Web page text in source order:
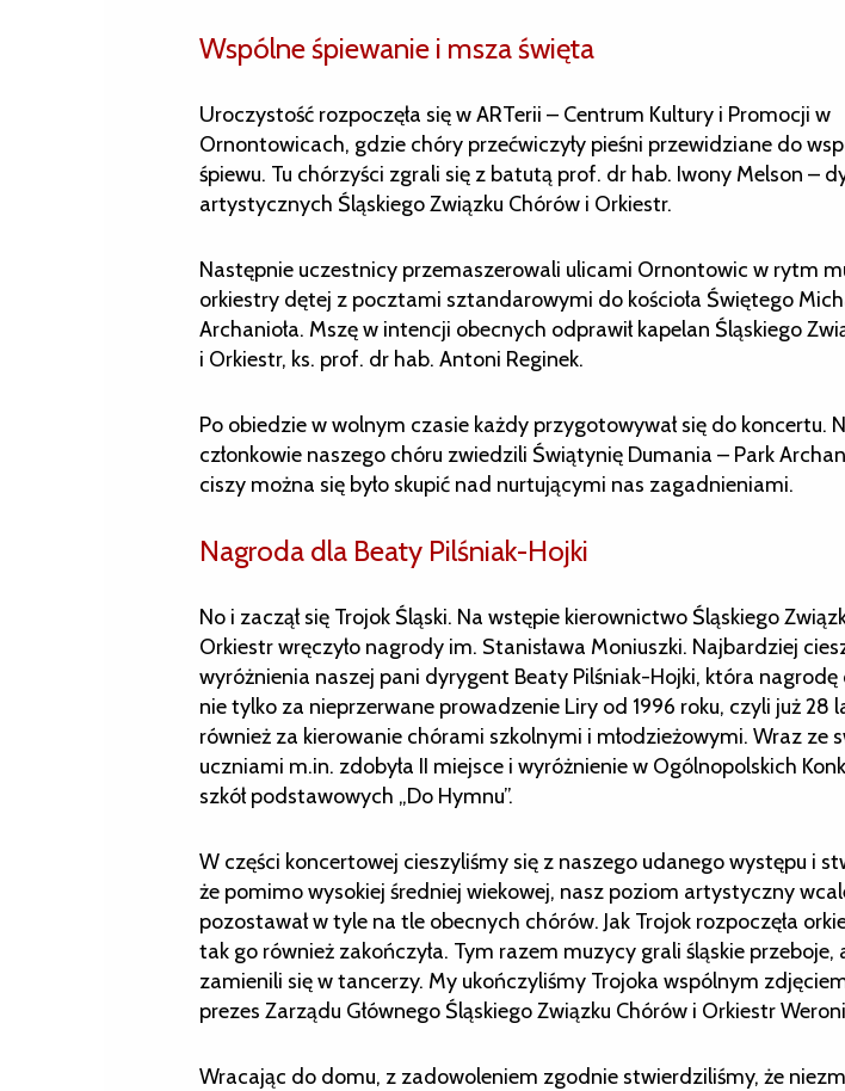
Wspólne śpiewanie i msza święta
Uroczystość rozpoczęła się w ARTerii – Centrum Kultury i Promocji w
Ornontowicach, gdzie chóry przećwiczyły pieśni przewidziane do
śpiewu. Tu chórzyści zgrali się z batutą prof. dr hab. Iwony Melson –
artystycznych Śląskiego Związku Chórów i Orkiestr.
Następnie uczestnicy przemaszerowali ulicami Ornontowic w rytm
orkiestry dętej z pocztami sztandarowymi do kościoła Świętego
Archanioła. Mszę w intencji obecnych odprawił kapelan Śląskiego
i Orkiestr, ks. prof. dr hab. Antoni Reginek.
Po obiedzie w wolnym czasie każdy przygotowywał się do koncertu.
członkowie naszego chóru zwiedzili Świątynię Dumania – Park
ciszy można się było skupić nad nurtującymi nas zagadnieniami.
Nagroda dla Beaty Pilśniak-Hojki
No i zaczął się Trojok Śląski. Na wstępie kierownictwo Śląskiego
Orkiestr wręczyło nagrody im. Stanisława Moniuszki. Najbardziej
wyróżnienia naszej pani dyrygent Beaty Pilśniak-Hojki, która nagrodę
nie tylko za nieprzerwane prowadzenie Liry od 1996 roku, czyli już 28
również za kierowanie chórami szkolnymi i młodzieżowymi. Wraz ze
uczniami m.in. zdobyła II miejsce i wyróżnienie w Ogólnopolskich
szkół podstawowych „Do Hymnu”.
W części koncertowej cieszyliśmy się z naszego udanego występu i
że pomimo wysokiej średniej wiekowej, nasz poziom artystyczny
pozostawał w tyle na tle obecnych chórów. Jak Trojok rozpoczęła
tak go również zakończyła. Tym razem muzycy grali śląskie przeboje,
zamienili się w tancerzy. My ukończyliśmy Trojoka wspólnym
prezes Zarządu Głównego Śląskiego Związku Chórów i Orkiestr
Wracając do domu, z zadowoleniem zgodnie stwierdziliśmy, że